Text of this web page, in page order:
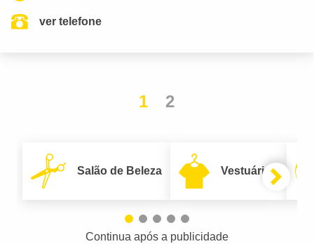
ver telefone
1 2
Salão de Beleza Vestuário
Continua após a publicidade